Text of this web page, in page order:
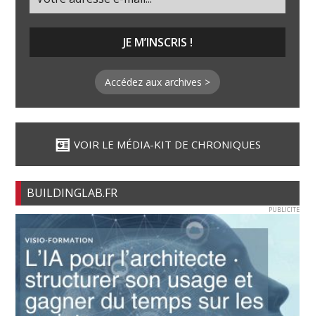
Accédez aux archives >
VOIR LE MÉDIA-KIT DE CHRONIQUES
BUILDINGLAB.FR
PUBLICITE